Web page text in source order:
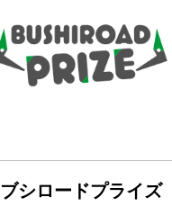
ブシロードプライズ